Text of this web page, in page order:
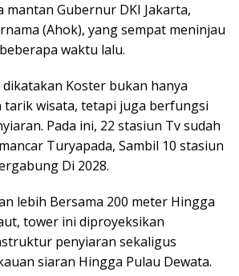
mantan Gubernur DKI Jakarta,
(Ahok), yang sempat meninjau
waktu lalu.
Koster bukan hanya
tarik wisata, tetapi juga berfungsi
Pada ini, 22 stasiun Tv sudah
Turyapada, Sambil 10 stasiun
Di 2028.
lebih Bersama 200 meter Hingga
tower ini diproyeksikan
penyiaran sekaligus
siaran Hingga Pulau Dewata.